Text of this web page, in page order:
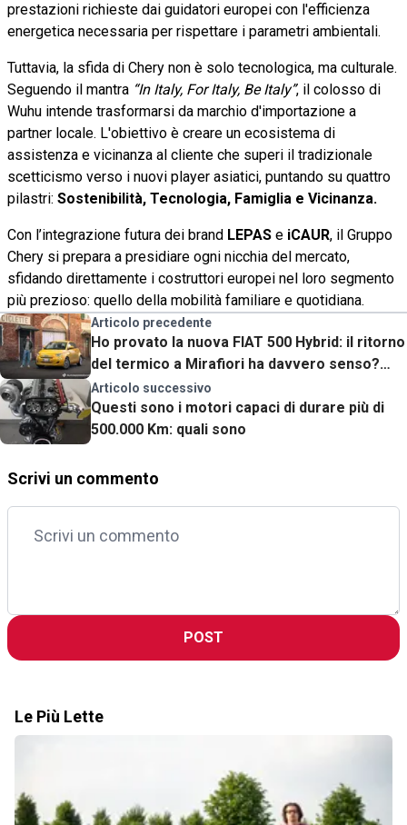
prestazioni richieste dai guidatori europei con l'efficienza
energetica necessaria per rispettare i parametri ambientali.
Tuttavia, la sfida di Chery non è solo tecnologica, ma culturale.
Seguendo il mantra “In Italy, For Italy, Be Italy”, il colosso di
Wuhu intende trasformarsi da marchio d'importazione a
partner locale. L'obiettivo è creare un ecosistema di
assistenza e vicinanza al cliente che superi il tradizionale
scetticismo verso i nuovi player asiatici, puntando su quattro
pilastri: Sostenibilità, Tecnologia, Famiglia e Vicinanza.
Con l’integrazione futura dei brand LEPAS e iCAUR, il Gruppo
Chery si prepara a presidiare ogni nicchia del mercato,
sfidando direttamente i costruttori europei nel loro segmento
più prezioso: quello della mobilità familiare e quotidiana.
Articolo precedente
Ho provato la nuova FIAT 500 Hybrid: il ritorno
del termico a Mirafiori ha davvero senso?
Prezzi e come va
Articolo successivo
Questi sono i motori capaci di durare più di
500.000 Km: quali sono
Scrivi un commento
POST
Le Più Lette